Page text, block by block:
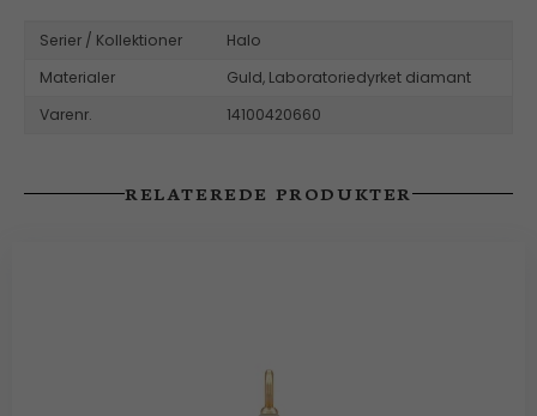
Serier / Kollektioner
Halo
Materialer
Guld, Laboratoriedyrket diamant
Varenr.
14100420660
RELATEREDE PRODUKTER